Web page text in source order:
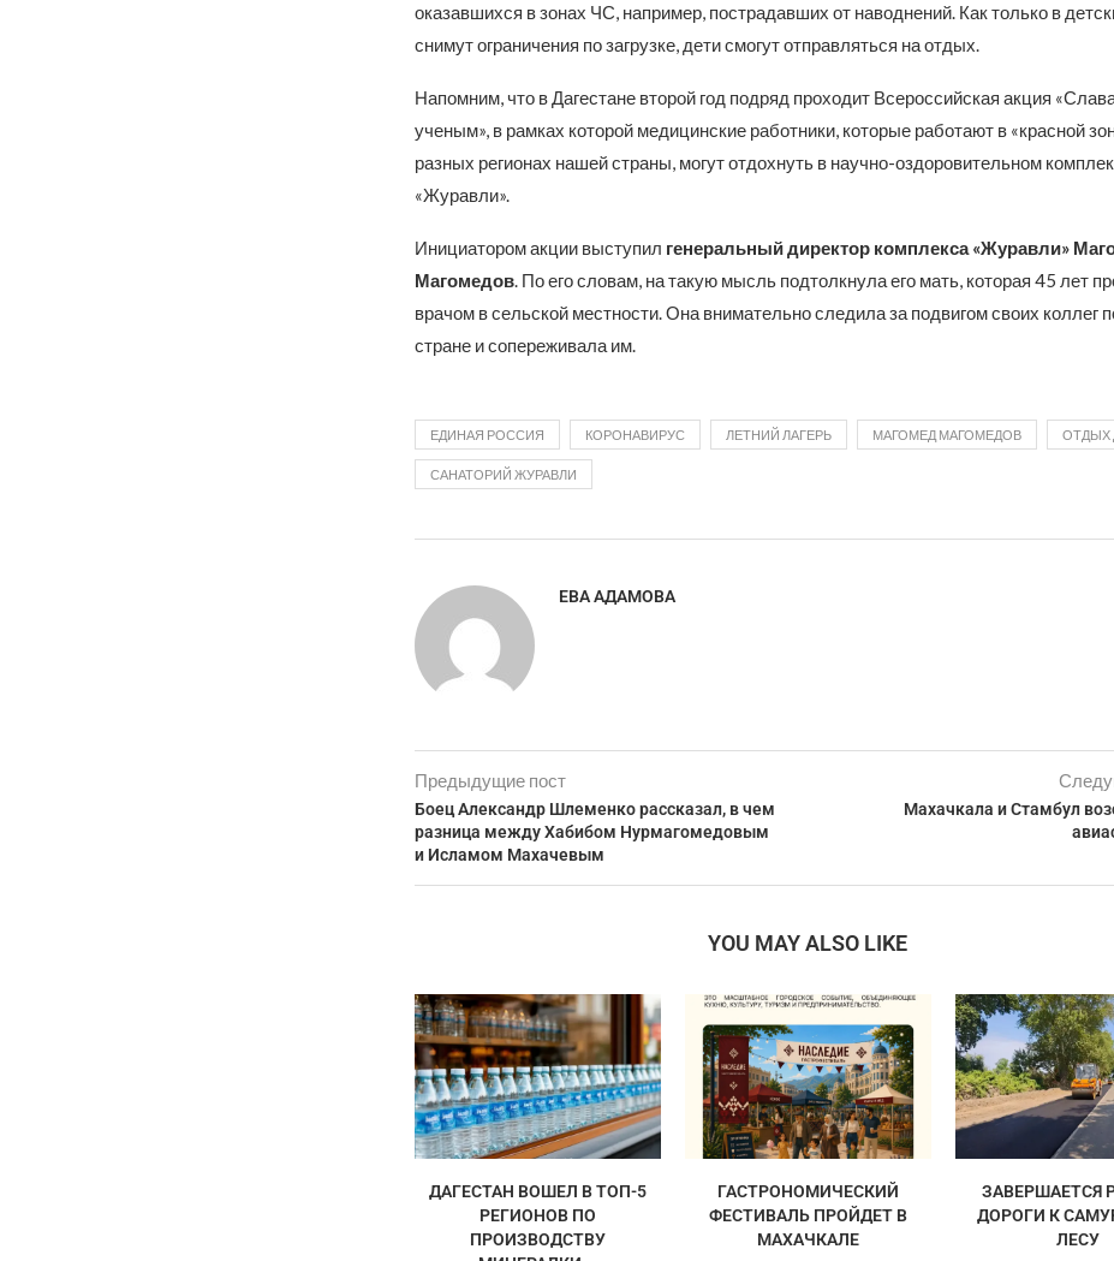
оказавшихся в зонах ЧС, например, пострадавших от наводнений. Как только в
снимут ограничения по загрузке, дети смогут отправляться на отдых.
Напомним, что в Дагестане второй год подряд проходит Всероссийская акция
ученым», в рамках которой медицинские работники, которые работают в «красной
разных регионах нашей страны, могут отдохнуть в научно-оздоровительном
«Журавли».
Инициатором акции выступил генеральный директор комплекса «Журавли»
Магомедов. По его словам, на такую мысль подтолкнула его мать, которая 45 лет
врачом в сельской местности. Она внимательно следила за подвигом своих коллег
стране и сопереживала им.
ЕДИНАЯ РОССИЯ КОРОНАВИРУС ЛЕТНИЙ ЛАГЕРЬ МАГОМЕД МАГОМЕДОВ ОТДЫХ
САНАТОРИЙ ЖУРАВЛИ
ЕВА АДАМОВА
Предыдущие пост
Боец Александр Шлеменко рассказал, в чем
разница между Хабибом Нурмагомедовым
и Исламом Махачевым
Махачкала и Стамбул
YOU MAY ALSO LIKE
ДАГЕСТАН ВОШЕЛ В ТОП-5
РЕГИОНОВ ПО
ПРОИЗВОДСТВУ
ГАСТРОНОМИЧЕСКИЙ
ФЕСТИВАЛЬ ПРОЙДЕТ В
МАХАЧКАЛЕ
ЗАВЕРШАЕТСЯ
ДОРОГИ К
ЛЕСУ